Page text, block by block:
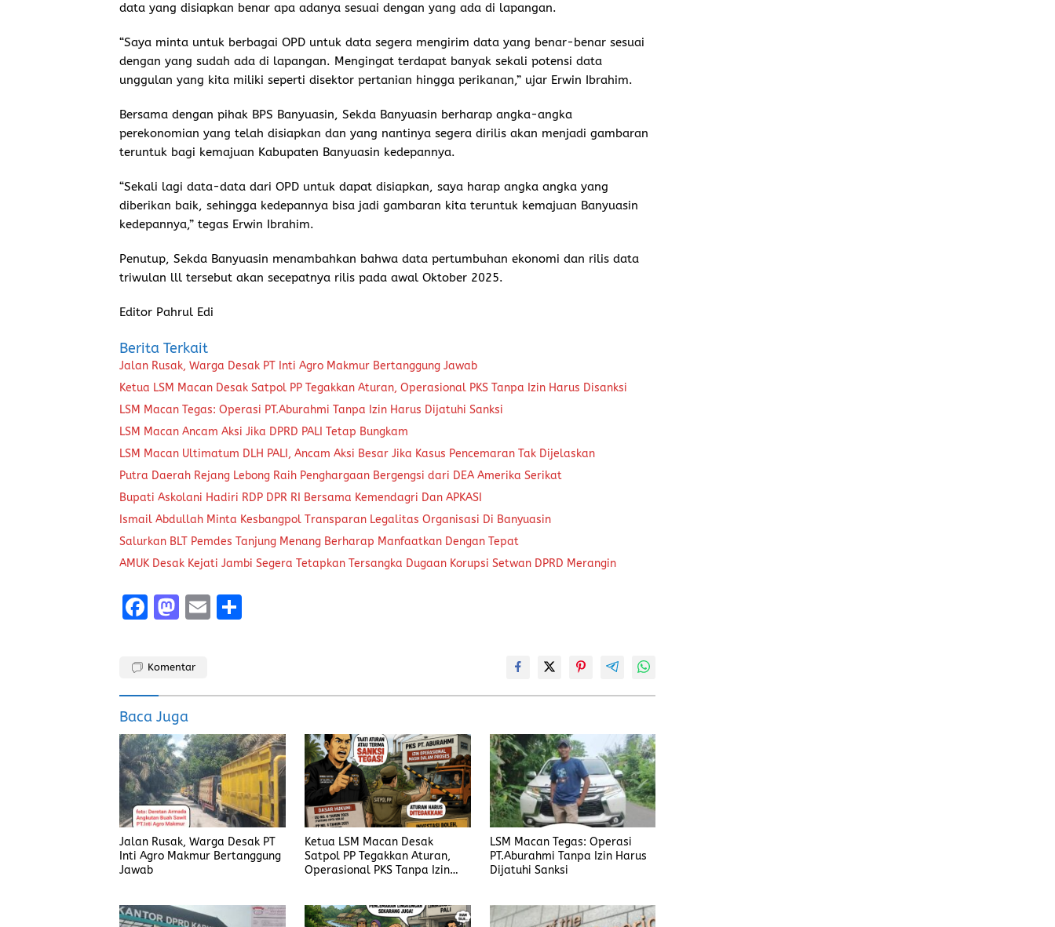
data yang disiapkan benar apa adanya sesuai dengan yang ada di lapangan.
“Saya minta untuk berbagai OPD untuk data segera mengirim data yang benar-benar sesuai
dengan yang sudah ada di lapangan. Mengingat terdapat banyak sekali potensi data
unggulan yang kita miliki seperti disektor pertanian hingga perikanan,” ujar Erwin Ibrahim.
Bersama dengan pihak BPS Banyuasin, Sekda Banyuasin berharap angka-angka
perekonomian yang telah disiapkan dan yang nantinya segera dirilis akan menjadi gambaran
teruntuk bagi kemajuan Kabupaten Banyuasin kedepannya.
“Sekali lagi data-data dari OPD untuk dapat disiapkan, saya harap angka angka yang
diberikan baik, sehingga kedepannya bisa jadi gambaran kita teruntuk kemajuan Banyuasin
kedepannya,” tegas Erwin Ibrahim.
Penutup, Sekda Banyuasin menambahkan bahwa data pertumbuhan ekonomi dan rilis data
triwulan lll tersebut akan secepatnya rilis pada awal Oktober 2025.
Editor Pahrul Edi
Berita Terkait
Jalan Rusak, Warga Desak PT Inti Agro Makmur Bertanggung Jawab
Ketua LSM Macan Desak Satpol PP Tegakkan Aturan, Operasional PKS Tanpa Izin Harus Disanksi
LSM Macan Tegas: Operasi PT.Aburahmi Tanpa Izin Harus Dijatuhi Sanksi
LSM Macan Ancam Aksi Jika DPRD PALI Tetap Bungkam
LSM Macan Ultimatum DLH PALI, Ancam Aksi Besar Jika Kasus Pencemaran Tak Dijelaskan
Putra Daerah Rejang Lebong Raih Penghargaan Bergengsi dari DEA Amerika Serikat
Bupati Askolani Hadiri RDP DPR RI Bersama Kemendagri Dan APKASI
Ismail Abdullah Minta Kesbangpol Transparan Legalitas Organisasi Di Banyuasin
Salurkan BLT Pemdes Tanjung Menang Berharap Manfaatkan Dengan Tepat
AMUK Desak Kejati Jambi Segera Tetapkan Tersangka Dugaan Korupsi Setwan DPRD Merangin
F
ce
o
o
k
M
st
d
o
n
E
Komentar
Baca Juga
Jalan Rusak, Warga Desak PT
Inti Agro Makmur Bertanggung
Jawab
Ketua LSM Macan Desak
Satpol PP Tegakkan Aturan,
Operasional PKS Tanpa Izin
LSM Macan Tegas: Operasi
PT.Aburahmi Tanpa Izin Harus
Dijatuhi Sanksi